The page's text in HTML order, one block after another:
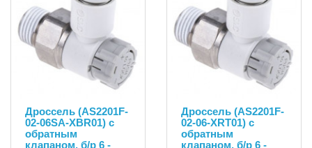
Дроссель (AS2201F-
02-06SA-XBR01) с
обратным
клапаном, б/р 6 -
Дроссель (AS2201F-
02-06-XRT01) с
обратным
клапаном, б/р 6 -